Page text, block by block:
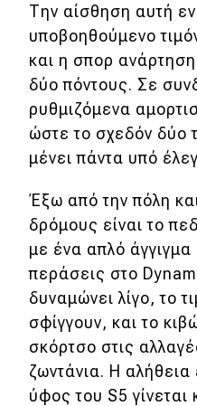
Την αίσθηση αυτή
υποβοηθούμενο
και η σπορ
δύο πόντους. Σε
ρυθμιζόμενα
ώστε το σχεδόν δύο
μένει πάντα υπό
Έξω από την πόλη
δρόμους είναι το
με ένα απλό
περάσεις στο
δυναμώνει λίγο, το
σφίγγουν, και το
σκόρτσο στις
ζωντάνια. Η αλήθεια
ύφος του S5